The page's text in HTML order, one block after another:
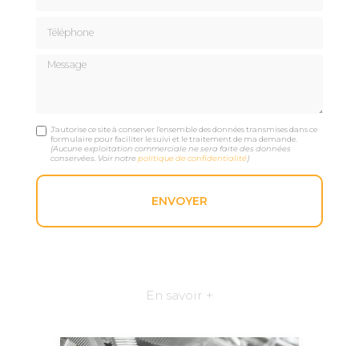
Message
J'autorise ce site à conserver l'ensemble des données transmises dans ce
formulaire pour faciliter le suivi et le traitement de ma demande.
(Aucune exploitation commerciale ne sera faite des données
conservées. Voir notrepolitique de confidentialité)
En savoir +